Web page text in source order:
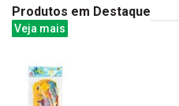
Produtos em Destaque
Veja mais